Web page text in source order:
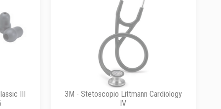
III
3M - Stetoscopio Littmann Cardiology
IV